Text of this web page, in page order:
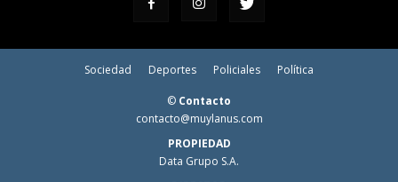
Sociedad Deportes Policiales Política
© Contacto
contacto@muylanus.com
PROPIEDAD
Data Grupo S.A.